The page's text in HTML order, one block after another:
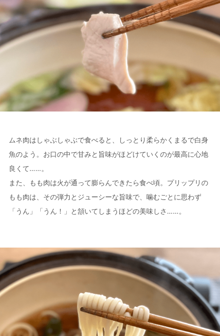
ムネ肉はしゃぶしゃぶで食べると、しっとり柔らかくまるで白身
魚のよう。お口の中で甘みと旨味がほどけていくのが最高に心地
良くて……。
また、もも肉は火が通って膨らんできたら食べ頃。プリップリの
もも肉は、その弾力とジューシーな旨味で、噛むごとに思わず
「うん」「うん！」と頷いてしまうほどの美味しさ……。